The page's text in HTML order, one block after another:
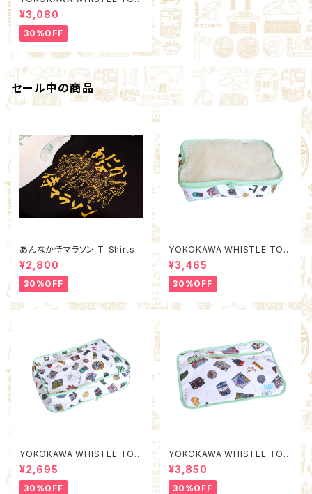
N Poach M (Quality Control
by EACHTIME. )
¥3,080
30%OFF
セール中の商品
あんなか侍マラソン T-Shirts
¥2,800
30%OFF
YOKOKAWA WHISTLE TOW
N Packing Organizer M (Qu
ality Control by EACHTIME.
)
¥3,465
30%OFF
YOKOKAWA WHISTLE TOW
N Packing Organizer S (Qu
ality Control by EACHTIME.
)
¥2,695
30%OFF
YOKOKAWA WHISTLE TOW
N Poach L (Quality Control
by EACHTIME. )
¥3,850
30%OFF